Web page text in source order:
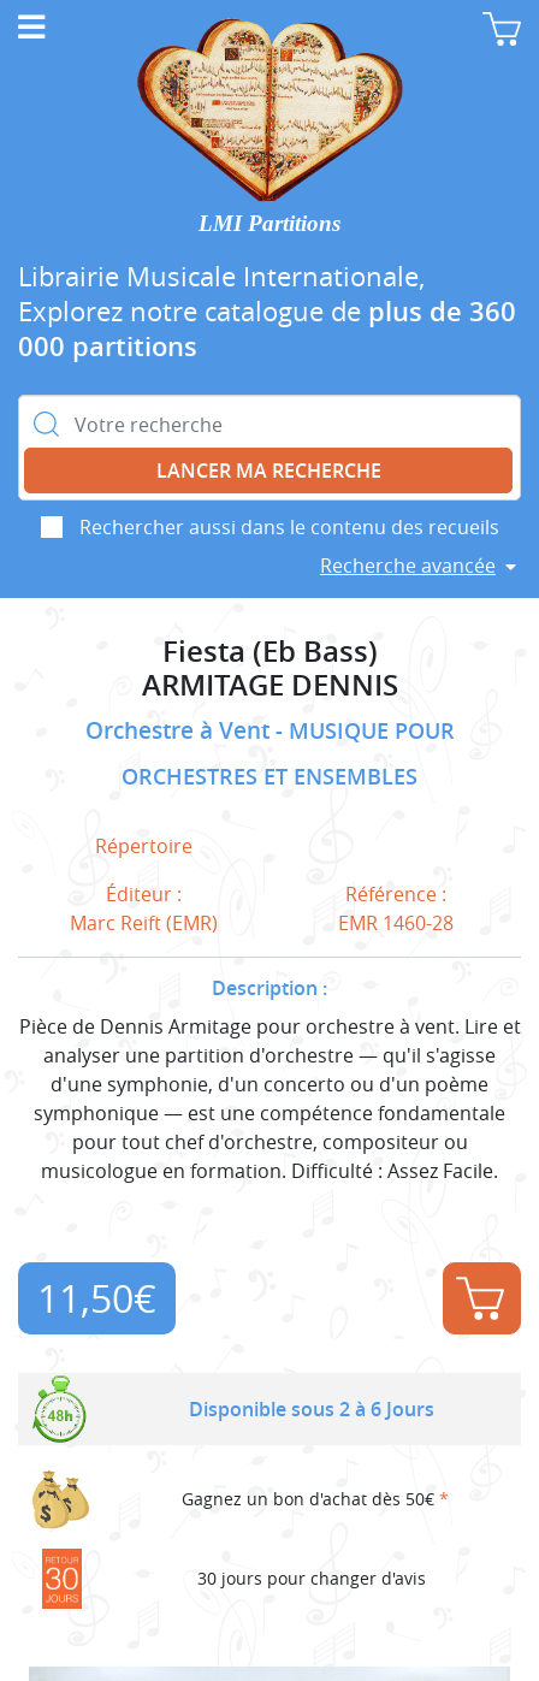
LMI Partitions
Librairie Musicale Internationale,
Explorez notre catalogue de plus de 360
000 partitions
Rechercher :
Rechercher aussi dans le contenu des recueils
Recherche avancée
Fiesta (Eb Bass)
ARMITAGE DENNIS
Orchestre à Vent
MUSIQUE POUR
ORCHESTRES ET ENSEMBLES
Répertoire
Éditeur :
Marc Reift (EMR)
Référence :
EMR 1460-28
Description :
Pièce de Dennis Armitage pour orchestre à vent. Lire et
analyser une partition d'orchestre — qu'il s'agisse
d'une symphonie, d'un concerto ou d'un poème
symphonique — est une compétence fondamentale
pour tout chef d'orchestre, compositeur ou
musicologue en formation. Difficulté : Assez Facile.
11,50€
Disponible sous 2 à 6 Jours
Gagnez un bon d'achat dès 50€ *
30 jours pour changer d'avis